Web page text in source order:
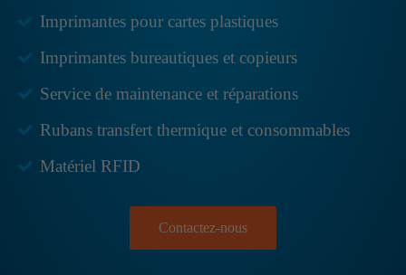
Imprimantes pour cartes plastiques
Imprimantes bureautiques et copieurs
Service de maintenance et réparations
Rubans transfert thermique et consommables
Matériel RFID
Contactez-nous
Nécessaires
Ces cookies ne
fonctionnement
du site.